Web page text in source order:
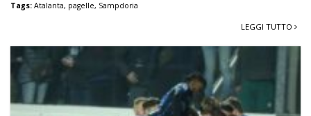
Tags: Atalanta, pagelle, Sampdoria
LEGGI TUTTO